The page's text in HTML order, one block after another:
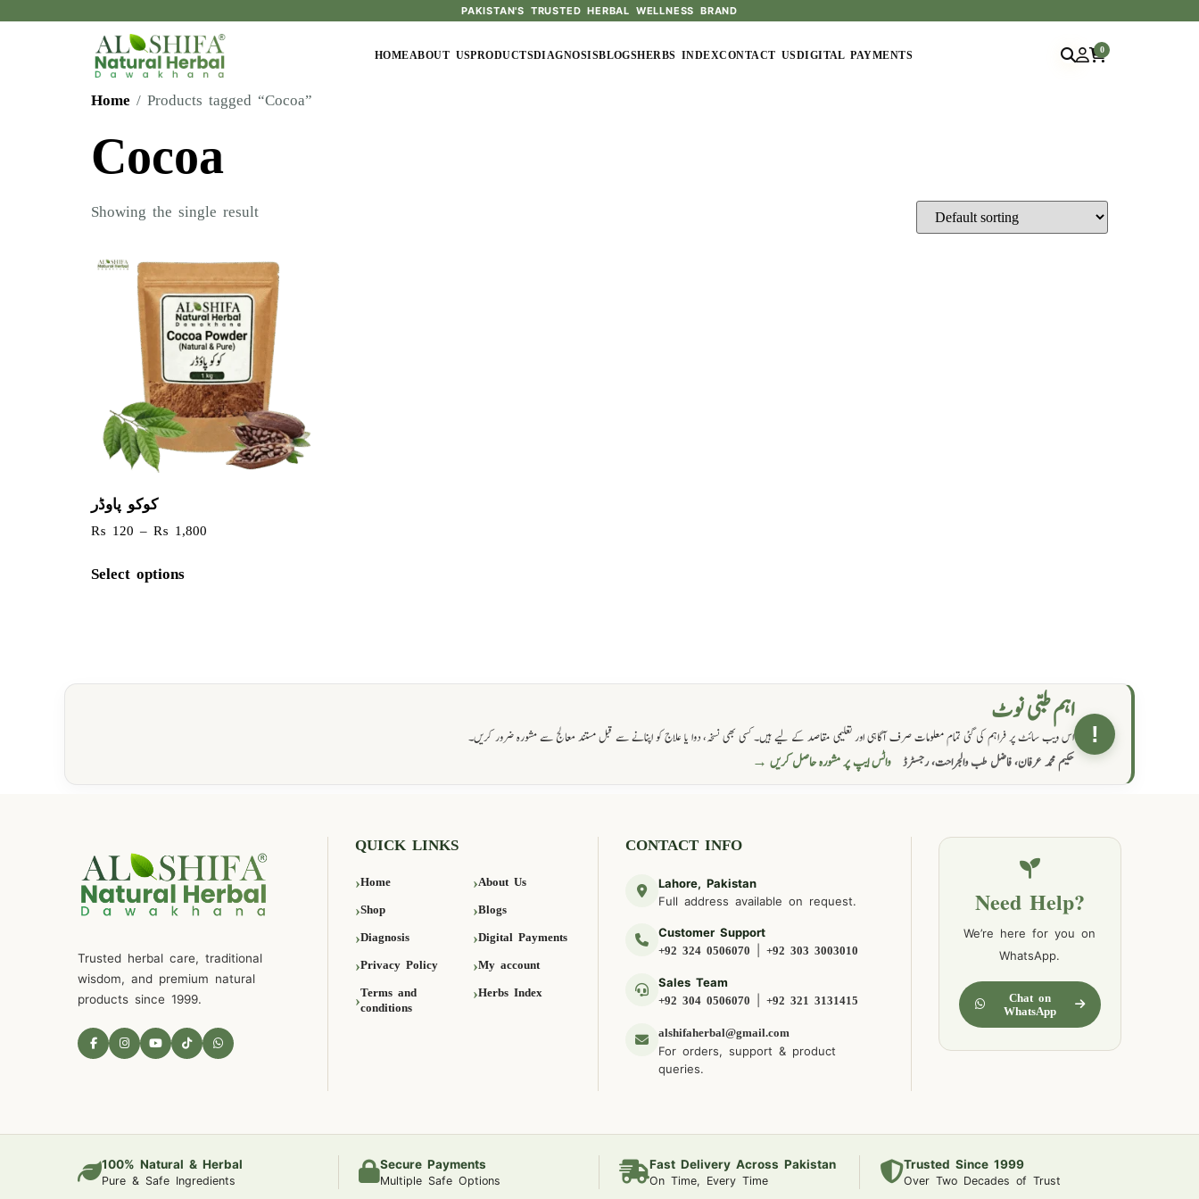
PAKISTAN'S TRUSTED HERBAL WELLNESS BRAND
HOMEABOUT USPRODUCTSDIAGNOSISBLOGSHERBS INDEXCONTACT USDIGITAL PAYMENTS
0
Home / Products tagged “Cocoa”
Cocoa
Showing the single result
کوکو پاوڈر
₨ 120 – ₨ 1,800
Select options
!
اہم طبی نوٹ
اس ویب سائٹ پر فراہم کی گئی تمام معلومات صرف آگاہی اور تعلیمی مقاصد کے لیے ہیں۔ کسی بھی نسخہ، دوا یا علاج کو اپنانے سے قبل مستند معالج سے مشورہ ضرور کریں۔
حکیم محمد عرفان، فاضل طب والجراحت، رجسٹرڈ واٹس ایپ پر مشورہ حاصل کریں →
Trusted herbal care, traditional
wisdom, and premium natural
products since 1999.
QUICK LINKS
Home About Us
Shop Blogs
Diagnosis Digital Payments
Privacy Policy My account
Terms and
conditions
Herbs Index
CONTACT INFO
Lahore, Pakistan
Full address available on request.
Customer Support
+92 324 0506070 |+92 303 3003010
Sales Team
+92 304 0506070 |+92 321 3131415
alshifaherbal@gmail.com
For orders, support & product
queries.
Need Help?
We’re here for you on
WhatsApp.
Chat on
WhatsApp
100% Natural & Herbal
Pure & Safe Ingredients
Secure Payments
Multiple Safe Options
Fast Delivery Across Pakistan
On Time, Every Time
Trusted Since 1999
Over Two Decades of Trust